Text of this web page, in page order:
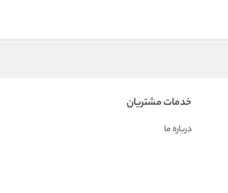
خدمات مشتریان
درباره ما